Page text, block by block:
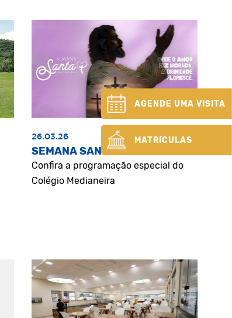
26.03.26
SEMANA SANTA
Confira a programação especial do
Colégio Medianeira
AGENDE UMA VISITA
MATRÍCULAS